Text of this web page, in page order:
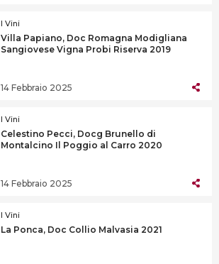
I Vini
Villa Papiano, Doc Romagna Modigliana
Sangiovese Vigna Probi Riserva 2019
14 Febbraio 2025
I Vini
Celestino Pecci, Docg Brunello di
Montalcino Il Poggio al Carro 2020
14 Febbraio 2025
I Vini
La Ponca, Doc Collio Malvasia 2021